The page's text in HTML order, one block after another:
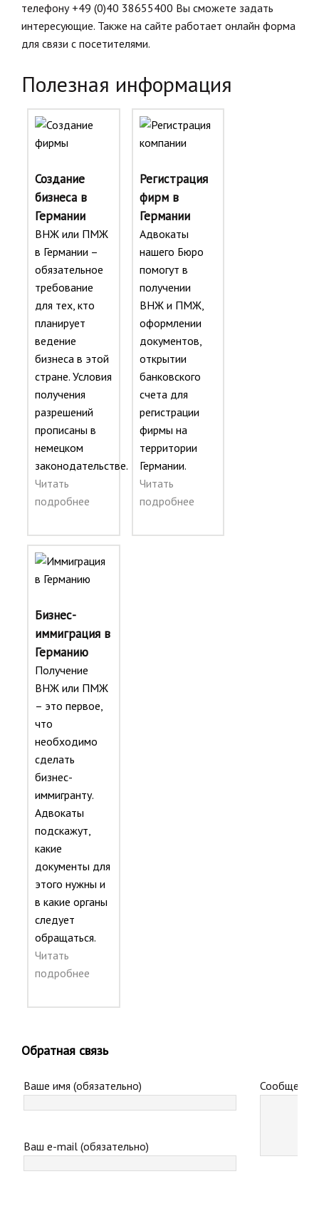
телефону +49 (0)40 38655400 Вы сможете задать
интересующие. Также на сайте работает онлайн форма
для связи с посетителями.
Полезная информация
Создание
бизнеса в
Германии
ВНЖ или ПМЖ
в Германии –
обязательное
требование
для тех, кто
планирует
ведение
бизнеса в этой
стране. Условия
получения
разрешений
прописаны в
немецком
законодательстве.
Читать
подробнее
Регистрация
фирм в
Германии
Адвокаты
нашего Бюро
помогут в
получении
ВНЖ и ПМЖ,
оформлении
документов,
открытии
банковского
счета для
регистрации
фирмы на
территории
Германии.
Читать
подробнее
Бизнес-
иммиграция в
Германию
Получение
ВНЖ или ПМЖ
– это первое,
что
необходимо
сделать
бизнес-
иммигранту.
Адвокаты
подскажут,
какие
документы для
этого нужны и
в какие органы
следует
обращаться.
Читать
подробнее
Обратная связь
Ваше имя (обязательно) Сообщение
Ваш e-mail (обязательно)